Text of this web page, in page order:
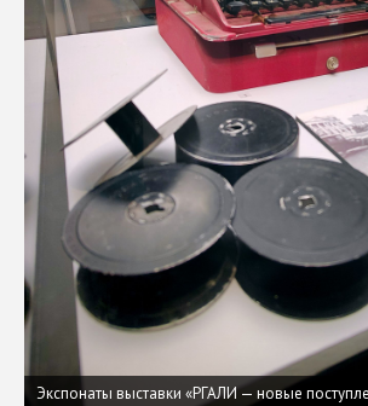
Экспонаты выставки «РГАЛИ — новые